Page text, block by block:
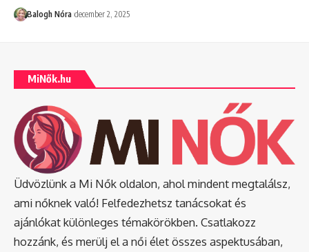
Balogh Nóra december 2, 2025
MiNők.hu
Üdvözlünk a Mi Nők oldalon, ahol mindent megtalálsz,
ami nőknek való! Felfedezhetsz tanácsokat és
ajánlókat különleges témakörökben. Csatlakozz
hozzánk, és merülj el a női élet összes aspektusában,